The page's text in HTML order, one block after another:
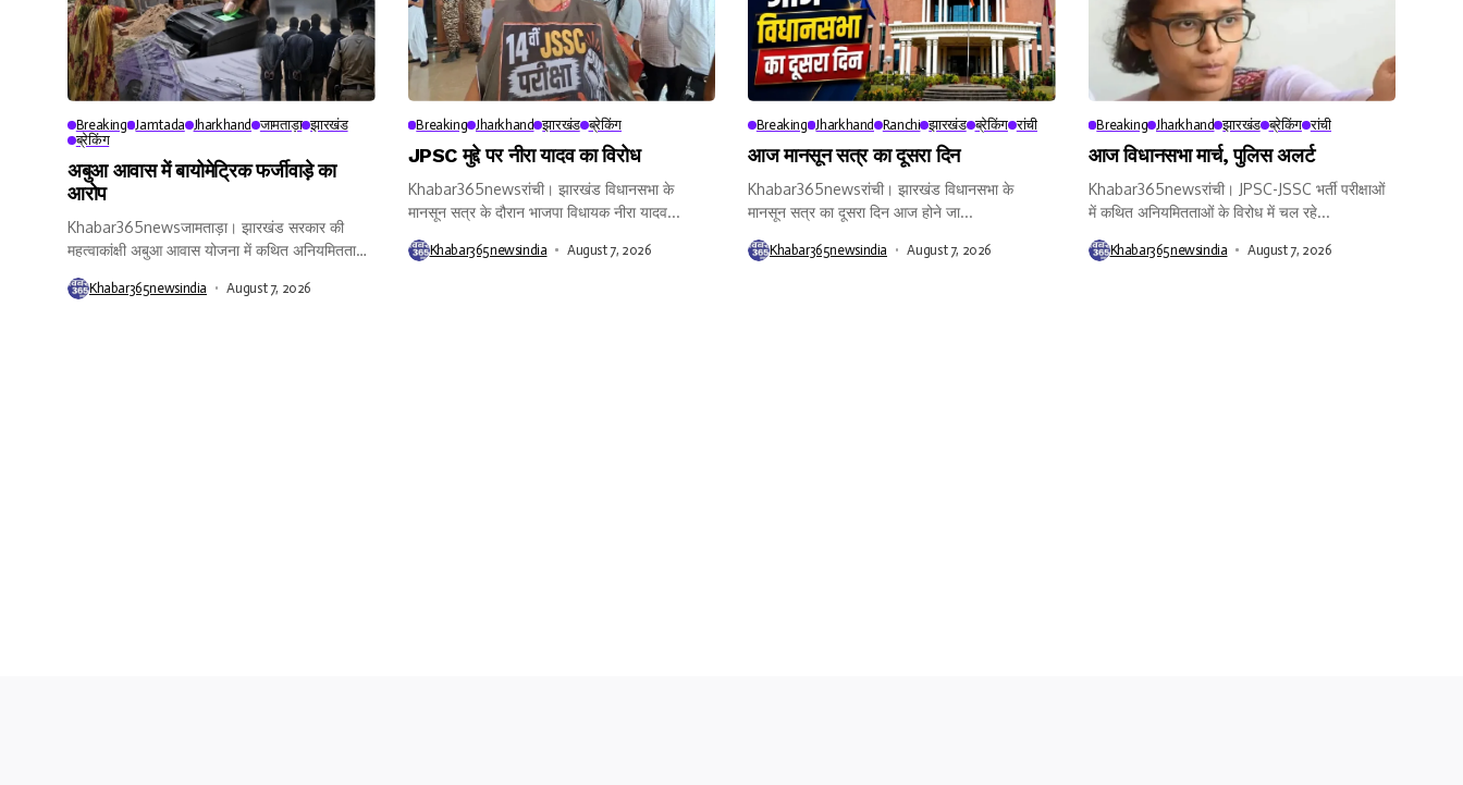
Breaking Jamtada Jharkhand जामताड़ा झारखंड
ब्रेकिंग
अबुआ आवास में बायोमेट्रिक फर्जीवाड़े का
आरोप
Khabar365newsजामताड़ा। झारखंड सरकार की
महत्वाकांक्षी अबुआ आवास योजना में कथित अनियमितता
Khabar365newsindia August 7, 2026
Breaking Jharkhand झारखंड ब्रेकिंग
JPSC मुद्दे पर नीरा यादव का विरोध
Khabar365newsरांची। झारखंड विधानसभा के
मानसून सत्र के दौरान भाजपा विधायक नीरा यादव...
Khabar365newsindia August 7, 2026
Breaking Jharkhand Ranchi झारखंड ब्रेकिंग रांची
आज मानसून सत्र का दूसरा दिन
Khabar365newsरांची। झारखंड विधानसभा के
मानसून सत्र का दूसरा दिन आज होने जा...
Khabar365newsindia August 7, 2026
Breaking Jharkhand झारखंड ब्रेकिंग रांची
आज विधानसभा मार्च, पुलिस अलर्ट
Khabar365newsरांची। JPSC-JSSC भर्ती परीक्षाओं
में कथित अनियमितताओं के विरोध में चल रहे...
Khabar365newsindia August 7, 2026